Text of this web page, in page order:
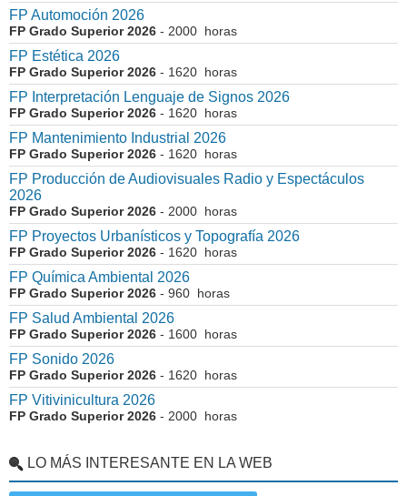
FP Automoción 2026
FP Grado Superior 2026 - 2000 horas
FP Estética 2026
FP Grado Superior 2026 - 1620 horas
FP Interpretación Lenguaje de Signos 2026
FP Grado Superior 2026 - 1620 horas
FP Mantenimiento Industrial 2026
FP Grado Superior 2026 - 1620 horas
FP Producción de Audiovisuales Radio y Espectáculos
2026
FP Grado Superior 2026 - 2000 horas
FP Proyectos Urbanísticos y Topografía 2026
FP Grado Superior 2026 - 1620 horas
FP Química Ambiental 2026
FP Grado Superior 2026 - 960 horas
FP Salud Ambiental 2026
FP Grado Superior 2026 - 1600 horas
FP Sonido 2026
FP Grado Superior 2026 - 1620 horas
FP Vitivinicultura 2026
FP Grado Superior 2026 - 2000 horas
LO MÁS INTERESANTE EN LA WEB